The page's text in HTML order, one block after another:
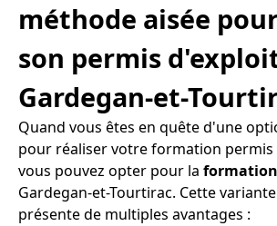
méthode aisée
son permis
Gardegan-et-
Quand vous êtes en quête d'une
pour réaliser votre formation
vous pouvez opter pour la
Gardegan-et-Tourtirac. Cette
présente de multiples avantages :